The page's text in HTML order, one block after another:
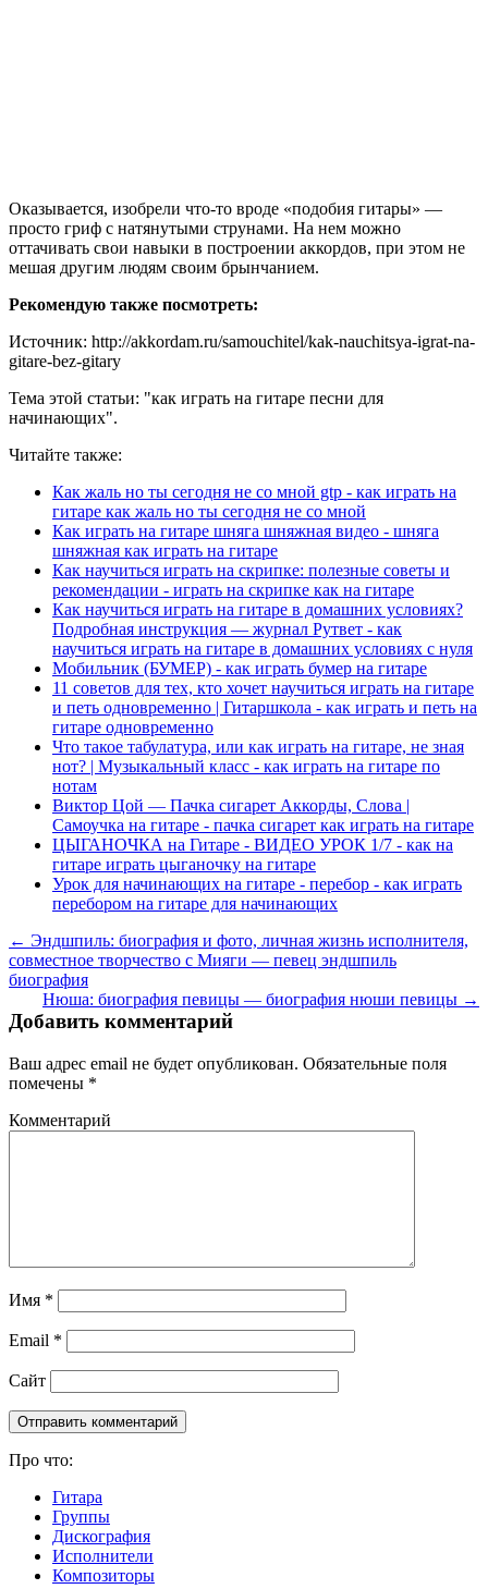
Оказывается, изобрели что-то вроде «подобия гитары» —
просто гриф с натянутыми струнами. На нем можно
оттачивать свои навыки в построении аккордов, при этом не
мешая другим людям своим брынчанием.
Рекомендую также посмотреть:
Источник: http://akkordam.ru/samouchitel/kak-nauchitsya-igrat-na-
gitare-bez-gitary
Тема этой статьи: "как играть на гитаре песни для
начинающих".
Читайте также:
Как жаль но ты сегодня не со мной gtp - как играть на
гитаре как жаль но ты сегодня не со мной
Как играть на гитаре шняга шняжная видео - шняга
шняжная как играть на гитаре
Как научиться играть на скрипке: полезные советы и
рекомендации - играть на скрипке как на гитаре
Как научиться играть на гитаре в домашних условиях?
Подробная инструкция — журнал Рутвет - как
научиться играть на гитаре в домашних условиях с нуля
Мобильник (БУМЕР) - как играть бумер на гитаре
11 советов для тех, кто хочет научиться играть на гитаре
и петь одновременно | Гитаршкола - как играть и петь на
гитаре одновременно
Что такое табулатура, или как играть на гитаре, не зная
нот? | Музыкальный класс - как играть на гитаре по
нотам
Виктор Цой — Пачка сигарет Аккорды, Слова |
Самоучка на гитаре - пачка сигарет как играть на гитаре
ЦЫГАНОЧКА на Гитаре - ВИДЕО УРОК 1/7 - как на
гитаре играть цыганочку на гитаре
Урок для начинающих на гитаре - перебор - как играть
перебором на гитаре для начинающих
← Эндшпиль: биография и фото, личная жизнь исполнителя,
совместное творчество с Мияги — певец эндшпиль
биография
Нюша: биография певицы — биография нюши певицы →
Добавить комментарий
Ваш адрес email не будет опубликован. Обязательные поля
помечены *
Комментарий
Имя *
Email *
Сайт
Про что:
Гитара
Группы
Дискография
Исполнители
Композиторы